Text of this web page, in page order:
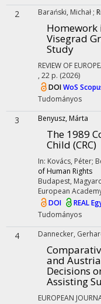
2 Barański, Michał ;
Homework
Visegrad
Study
REVIEW OF
, 22 p. (2026)
DOIWoS
Tudományos
3 Benyusz, Márta
The 1989
Child (CRC)
In: Kovács, Péter;
of Human Rights
Budapest,
European
DOI
REAL
Tudományos
4 Dannecker,
and
Decisions
Assisting
EUROPEAN